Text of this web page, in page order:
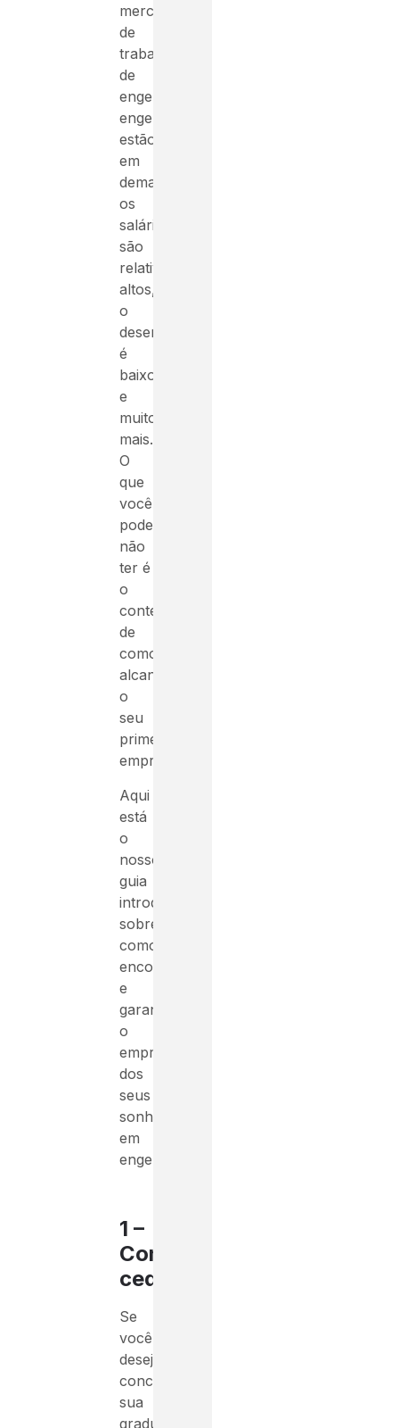
mercado
de
trabalho
de
engenharia:
engenheiros
estão
em
demanda,
os
salários
são
relativamente
altos,
o
desemprego
é
baixo
e
muito
mais.
O
que
você
pode
não
ter é
o
contexto
de
como
alcançar
o
seu
primeiro
emprego.
Aqui
está
o
nosso
guia
introdutório
sobre
como
encontrar
e
garantir
o
emprego
dos
seus
sonhos
em
engenharia.
1 –
Comece
cedo
Se
você
deseja
concluir
sua
graduação